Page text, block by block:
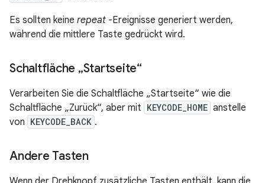
Es sollten keine repeat -Ereignisse generiert werden,
während die mittlere Taste gedrückt wird.
Schaltfläche „Startseite“
Verarbeiten Sie die Schaltfläche „Startseite“ wie die
Schaltfläche „Zurück“, aber mit KEYCODE_HOME anstelle
von KEYCODE_BACK .
Andere Tasten